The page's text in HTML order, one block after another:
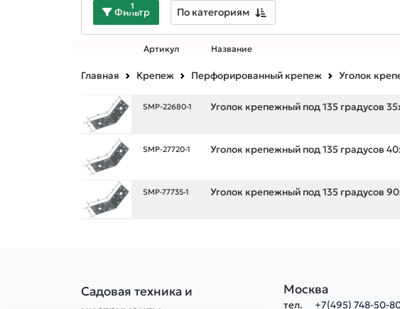
Фильтр
1 По категориям
Артикул Название
Главная Крепеж Перфорированный крепеж Уголок
SMP-22680-1 Уголок крепежный под 135 градусов
SMP-27720-1 Уголок крепежный под 135 градусов
SMP-77735-1 Уголок крепежный под 135 градусов
Садовая техника и
Москва
тел. +7(495) 748-50-